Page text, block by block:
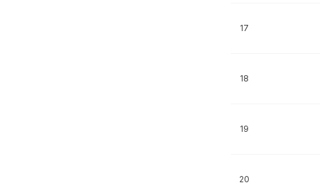
17
18
19
20